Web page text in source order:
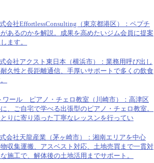
会社EffortlessConsulting（東京都港区）：ペプチ
あるのかを解説。成果を高めたいジム会員に提案
ます。
会社アクスト東日本（横浜市）：業務用呼び出し
久性と長距離通信、手厚いサポートで多くの飲食
ワール ピアノ・チェロ教室（川崎市）：高津区
、ご自宅で学べる出張型のピアノ・チェロ教室。
りに寄り添った丁寧なレッスンを行ってい
会社天龍産業（茅ヶ崎市）：湘南エリアを中心
収集運搬、アスベスト対応、土地売買まで一貫対
施工で、解体後の土地活用までサポート。